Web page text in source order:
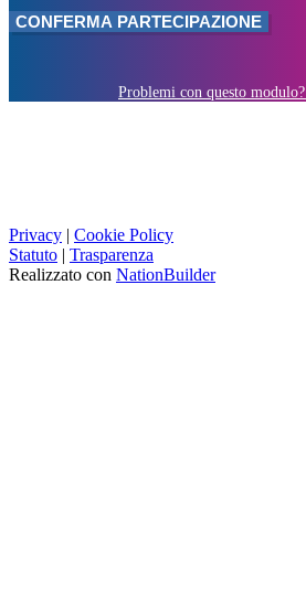
Problemi con questo modulo?
Privacy | Cookie Policy
Statuto | Trasparenza
Realizzato con NationBuilder